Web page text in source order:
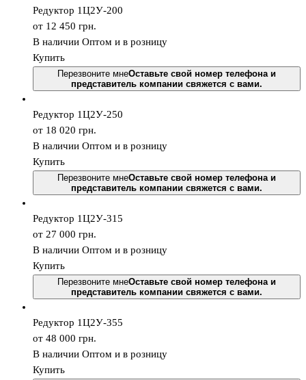
Редуктор 1Ц2У-200
от 12 450 грн.
В наличии Оптом и в розницу
Купить
Перезвоните мнеОставьте свой номер телефона и
представитель компании свяжется с вами.
Редуктор 1Ц2У-250
от 18 020 грн.
В наличии Оптом и в розницу
Купить
Перезвоните мнеОставьте свой номер телефона и
представитель компании свяжется с вами.
Редуктор 1Ц2У-315
от 27 000 грн.
В наличии Оптом и в розницу
Купить
Перезвоните мнеОставьте свой номер телефона и
представитель компании свяжется с вами.
Редуктор 1Ц2У-355
от 48 000 грн.
В наличии Оптом и в розницу
Купить